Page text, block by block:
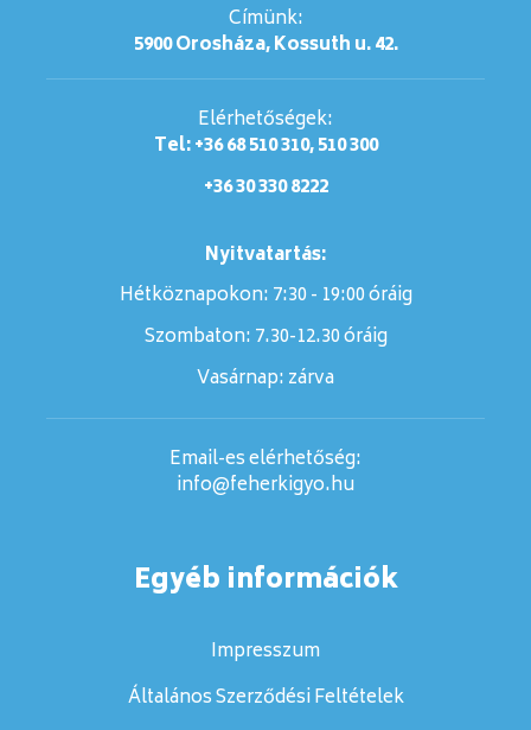
Címünk:
5900 Orosháza, Kossuth u. 42.
Elérhetőségek:
Tel: +36 68 510 310, 510 300
+36 30 330 8222
Nyitvatartás:
Hétköznapokon: 7:30 - 19:00 óráig
Szombaton:7.30-12.30 óráig
Vasárnap:zárva
Email-es elérhetőség:
info@feherkigyo.hu
Egyéb információk
Impresszum
Általános Szerződési Feltételek